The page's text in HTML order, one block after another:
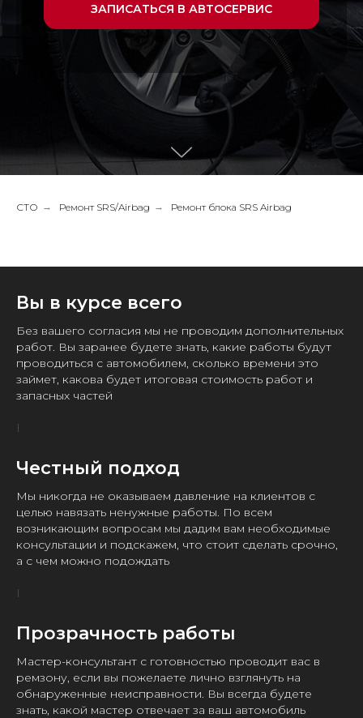
ЗАПИСАТЬСЯ В АВТОСЕРВИС
СТО → Ремонт SRS/Airbag → Ремонт блока SRS Airbag
Вы в курсе всего
Без вашего согласия мы не проводим дополнительных
работ. Вы заранее будете знать, какие работы будут
проводиться с автомобилем, сколько времени это
займет, какова будет итоговая стоимость работ и
запасных частей
Честный подход
Мы никогда не оказываем давление на клиентов с
целью навязать ненужные работы. По всем
возникающим вопросам мы дадим вам необходимые
консультации и подскажем, что стоит сделать срочно,
а с чем можно подождать
Прозрачность работы
Мастер-консультант с готовностью проводит вас в
ремзону, если вы пожелаете лично взглянуть на
обнаруженные неисправности. Вы всегда будете
знать, какой мастер отвечает за ваш автомобиль